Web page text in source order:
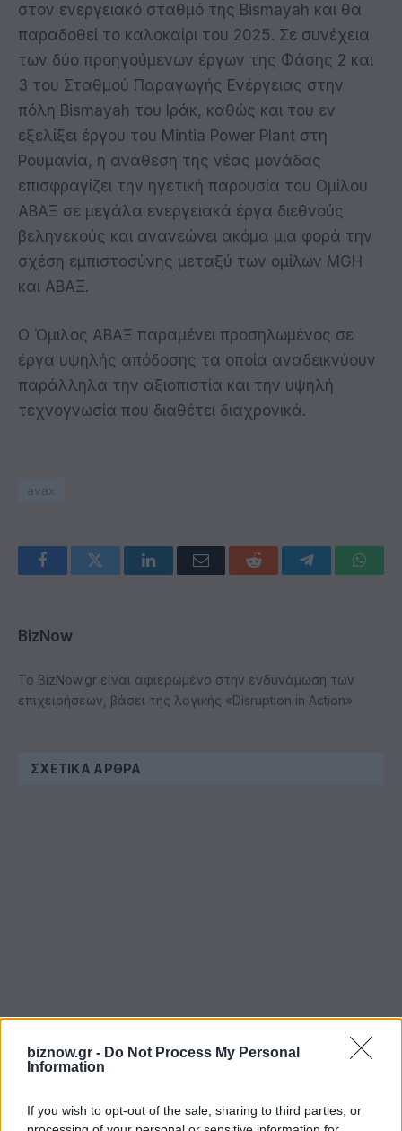
biznow.gr - Do Not Process My Personal
Information
If you wish to opt-out of the sale, sharing to third parties, or
στον ενεργειακό σταθμό της Bismayah και θα
παραδοθεί το καλοκαίρι του 2025. Σε συνέχεια
των δύο προηγούμενων έργων της Φάσης 2 και
3 του Σταθμού Παραγωγής Ενέργειας στην
πόλη Bismayah του Ιράκ, καθώς και του εν
εξελίξει έργου του Mintia Power Plant στη
Ρουμανία, η ανάθεση της νέας μονάδας
επισφραγίζει την ηγετική παρουσία του Ομίλου
ΑΒΑΞ σε μεγάλα ενεργειακά έργα διεθνούς
βεληνεκούς και ανανεώνει ακόμα μια φορά την
σχέση εμπιστοσύνης μεταξύ των ομίλων MGH
και ΑΒΑΞ.
Ο Όμιλος ΑΒΑΞ παραμένει προσηλωμένος σε
έργα υψηλής απόδοσης τα οποία αναδεικνύουν
παράλληλα την αξιοπιστία και την υψηλή
τεχνογνωσία που διαθέτει διαχρονικά.
avax
FacebookTwitter LinkedInEmail Reddit Telegram
BizNow
Το BizNow.gr είναι αφιερωμένο στην ενδυνάμωση των
επιχειρήσεων, βάσει της λογικής «Disruption in Action»
ΣΧΕΤΙΚΆ ΆΡΘΡΑ
σταθμού παραγωγής ηλεκτρικής ενέργειας 800